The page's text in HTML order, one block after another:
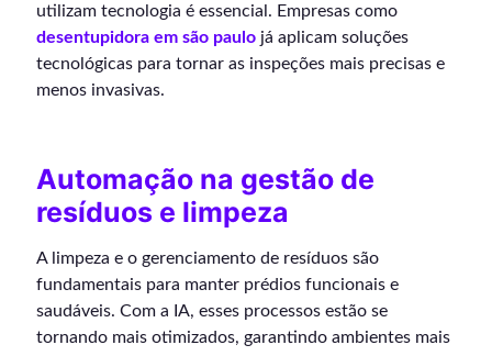
utilizam tecnologia é essencial. Empresas como
desentupidora em são paulo já aplicam soluções
tecnológicas para tornar as inspeções mais precisas e
menos invasivas.
Automação na gestão de
resíduos e limpeza
A limpeza e o gerenciamento de resíduos são
fundamentais para manter prédios funcionais e
saudáveis. Com a IA, esses processos estão se
tornando mais otimizados, garantindo ambientes mais